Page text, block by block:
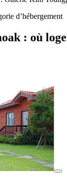
d’hébergement
: où